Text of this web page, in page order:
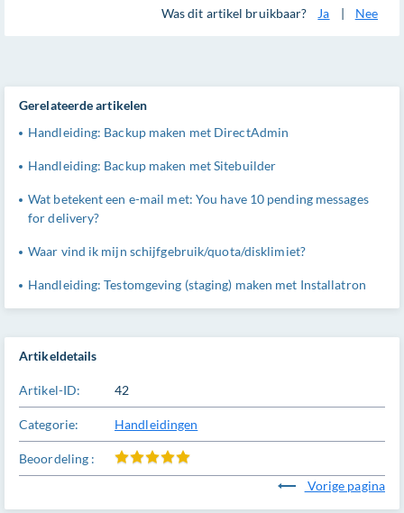
Was dit artikel bruikbaar? Ja | Nee
Artikeldetails
Artikel-ID: 42
Categorie: Handleidingen
Beoordeling :
Vorige pagina
Gerelateerde artikelen
Handleiding: Backup maken met DirectAdmin
Handleiding: Backup maken met Sitebuilder
Wat betekent een e-mail met: You have 10 pending messages
for delivery?
Waar vind ik mijn schijfgebruik/quota/disklimiet?
Handleiding: Testomgeving (staging) maken met Installatron